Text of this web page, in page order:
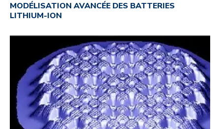
MODÉLISATION AVANCÉE DES BATTERIES
LITHIUM-ION